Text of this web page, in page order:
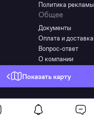
Показать карту
Политика рекламы
Общее
Документы
Оплата и доставка
Вопрос-ответ
О компании